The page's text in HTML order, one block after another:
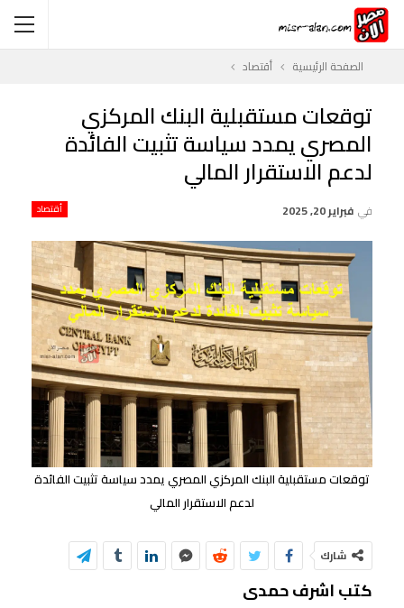
الصفحة الرئيسية أقتصاد
توقعات مستقبلية البنك المركزي
المصري يمدد سياسة تثبيت الفائدة
لدعم الاستقرار المالي
أقتصاد في فبراير 20, 2025
توقعات مستقبلية البنك المركزي المصري يمدد سياسة تثبيت الفائدة
لدعم الاستقرار المالي
شارك
كتب اشرف حمدى